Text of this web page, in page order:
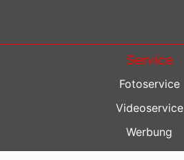
Service
Fotoservice
Videoservice
Werbung